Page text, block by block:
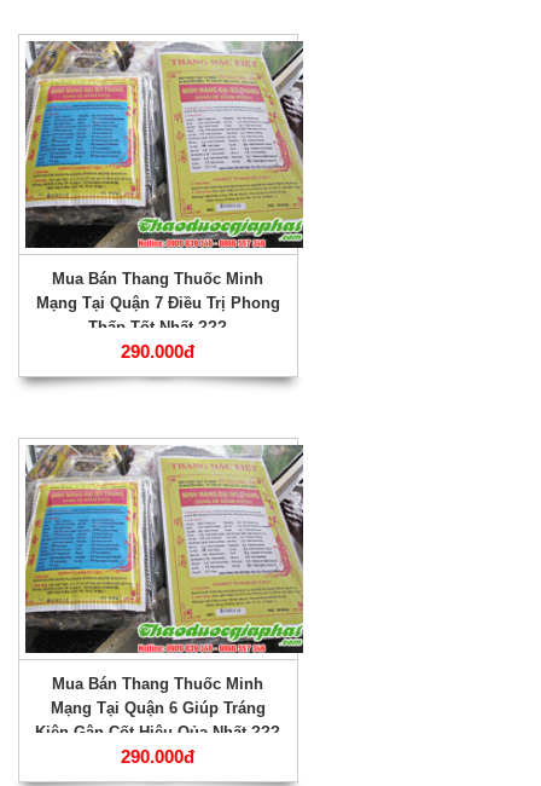
Mua Bán Thang Thuốc Minh
Mạng Tại Quận 7 Điều Trị Phong
Thấp Tốt Nhất ???
290.000đ
Mua Bán Thang Thuốc Minh
Mạng Tại Quận 6 Giúp Tráng
Kiện Gân Cốt Hiệu Qủa Nhất ???
290.000đ